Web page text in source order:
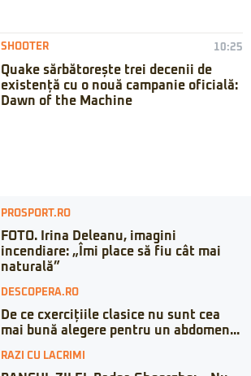
SHOOTER 10:25
Quake sărbătorește trei decenii de
existență cu o nouă campanie oficială:
Dawn of the Machine
PROSPORT.RO
FOTO. Irina Deleanu, imagini
incendiare: „Îmi place să fiu cât mai
naturală”
DESCOPERA.RO
De ce cxercițiile clasice nu sunt cea
mai bună alegere pentru un abdomen...
RAZI CU LACRIMI